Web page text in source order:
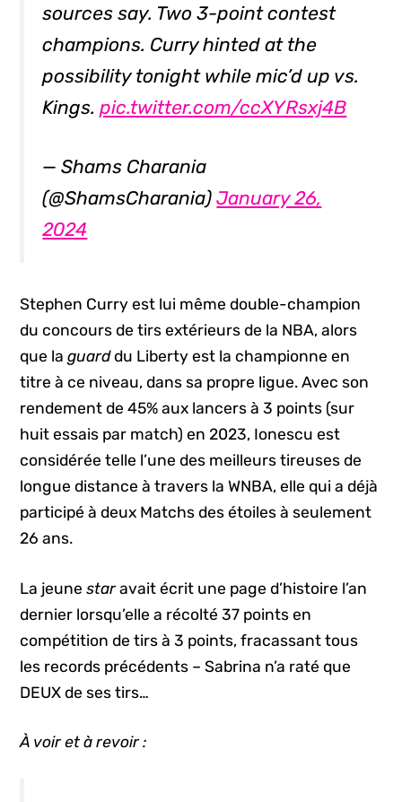
sources say. Two 3-point contest
champions. Curry hinted at the
possibility tonight while mic’d up vs.
Kings.pic.twitter.com/ccXYRsxj4B
— Shams Charania
(@ShamsCharania)January 26,
2024
Stephen Curry est lui même double-champion
du concours de tirs extérieurs de la NBA, alors
que laguarddu Liberty est la championne en
titre à ce niveau, dans sa propre ligue. Avec son
rendement de 45% aux lancers à 3 points (sur
huit essais par match) en 2023, Ionescu est
considérée telle l’une des meilleurs tireuses de
longue distance à travers la WNBA, elle qui a déjà
participé à deux Matchs des étoiles à seulement
26 ans.
La jeunestaravait écrit une page d’histoire l’an
dernier lorsqu’elle a récolté 37 points en
compétition de tirs à 3 points, fracassant tous
les records précédents – Sabrina n’a raté que
DEUX de ses tirs…
À voir et à revoir :